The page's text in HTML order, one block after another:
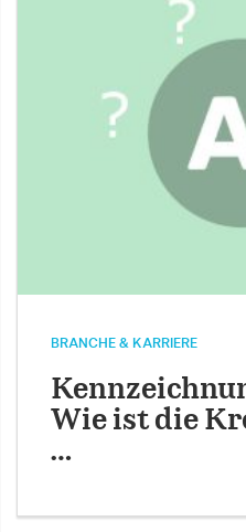
BRANCHE & KARRIERE
Wie ist die
…